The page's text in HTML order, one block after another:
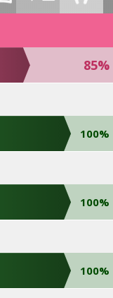
ENG
85%
100%
100%
100%